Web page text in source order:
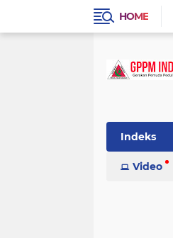
HOME
Indeks
Budaya
Video